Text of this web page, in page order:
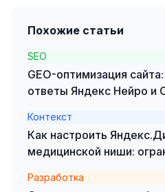
LinkedIn
EMAIL-МАРКЕТИНГ
Автоматизация
A/B тестирование
Сегментация базы
Похожие статьи
SEO
GEO-оптимизация
ответы Яндекс Нейро и
Контекст
Как настроить
медицинской ниши:
Разработка